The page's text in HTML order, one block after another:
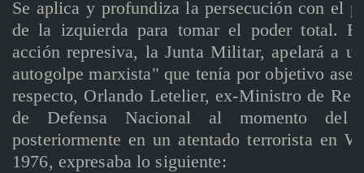
Se aplica y profundiza la persecución con el
de la izquierda para tomar el poder total.
acción represiva, la Junta Militar, apelará a
autogolpe marxista" que tenía por objetivo
respecto, Orlando Letelier, ex-Ministro de
de Defensa Nacional al momento del
posteriormente en un atentado terrorista en
1976, expresaba lo siguiente: